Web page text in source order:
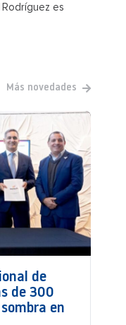
es
Más novedades
de
de 300
en